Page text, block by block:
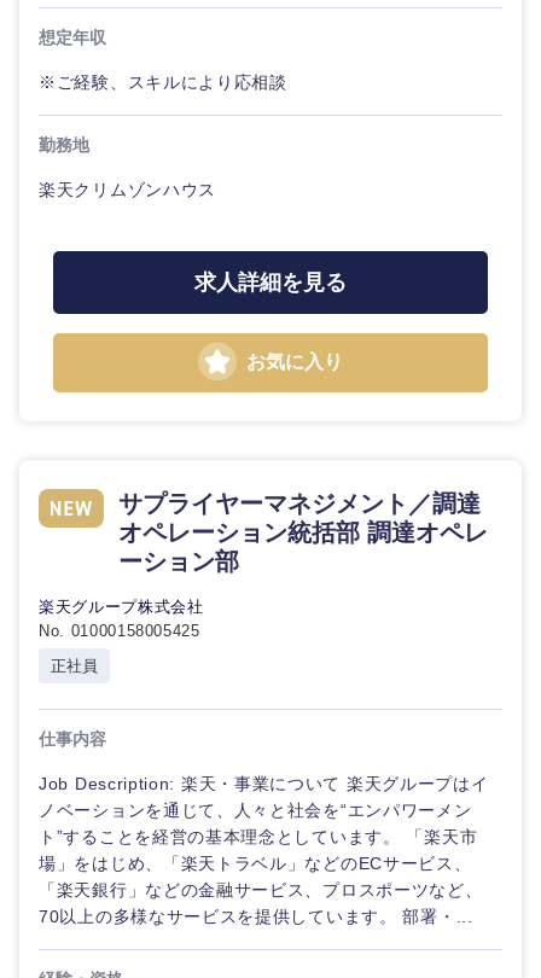
想定年収
※ご経験、スキルにより応相談
勤務地
楽天クリムゾンハウス
求人詳細を見る
お気に入り
サプライヤーマネジメント／調達
オペレーション統括部 調達オペレ
ーション部
楽天グループ株式会社
No. 01000158005425
正社員
仕事内容
Job Description: 楽天・事業について 楽天グループはイ
ノベーションを通じて、人々と社会を“エンパワーメン
ト”することを経営の基本理念としています。 「楽天市
場」をはじめ、「楽天トラベル」などのECサービス、
「楽天銀行」などの金融サービス、プロスポーツなど、
70以上の多様なサービスを提供しています。 部署・...